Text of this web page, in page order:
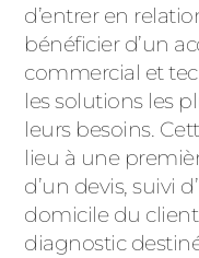
d’entrer en
bénéficier d’un
commercial et
les solutions les
leurs besoins.
lieu à une
d’un devis, suivi
domicile du client
diagnostic